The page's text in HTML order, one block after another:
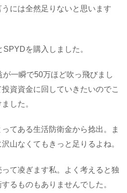
には全然足りないと思います
を購入しました。
一瞬で50万ほど吹っ飛びまし
資資金に回していきたいのでこ
した。
てある生活防衛金から捻出。ま
山なくてもきっと足りるよね。
て凌ぎます私。よく考えると独
るものもありませんでした。